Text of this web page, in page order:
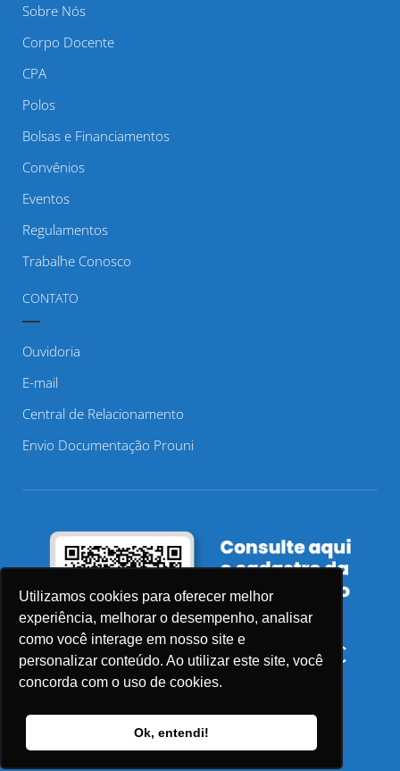
Utilizamos cookies para oferecer melhor
experiência, melhorar o desempenho, analisar
como você interage em nosso site e
personalizar conteúdo. Ao utilizar este site, você
concorda com o uso de cookies.
Ok, entendi!
Sobre Nós
Corpo Docente
CPA
Polos
Bolsas e Financiamentos
Convênios
Eventos
Regulamentos
Trabalhe Conosco
CONTATO
Ouvidoria
E-mail
Central de Relacionamento
Envio Documentação Prouni